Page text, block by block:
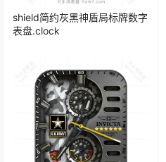
shield简约灰黑神盾局标牌数字
表盘.clock